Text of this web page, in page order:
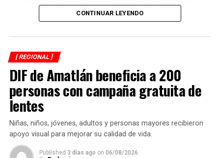
CONTINUAR LEYENDO
[ REGIONAL ]
DIF de Amatlán beneficia a 200
personas con campaña gratuita de
lentes
Niñas, niños, jóvenes, adultos y personas mayores recibieron
apoyo visual para mejorar su calidad de vida.
Published 3 días ago on 06/08/2026